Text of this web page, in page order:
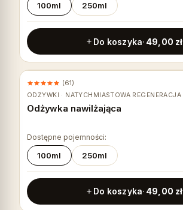
100ml 250ml
Do koszyka 49,00 zł
DO SKÓRY GŁOWY
ODŻYWKI · NATYCHMIASTOWA REGENERACJA
Odżywka nawilżająca
(61)
Dostępne pojemności:
100ml 250ml
Do koszyka 49,00 zł